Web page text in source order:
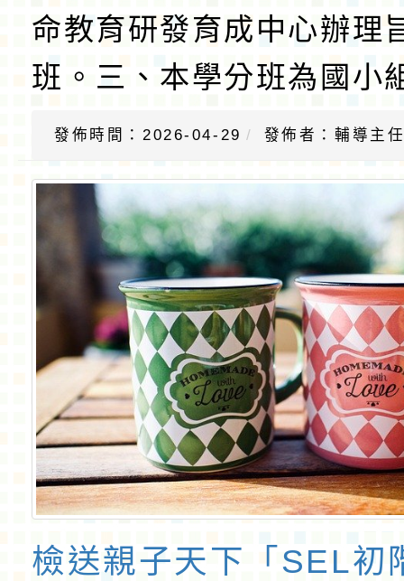
命教育研發育成中心辦理
班。三、本學分班為國小
發佈時間：2026-04-29 發佈者：輔導主
檢送親子天下「SEL初